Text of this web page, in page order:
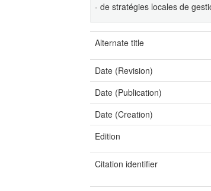
- de stratégies locales de
Alternate title
Date (Revision)
Date (Publication)
Date (Creation)
Edition
Citation identifier